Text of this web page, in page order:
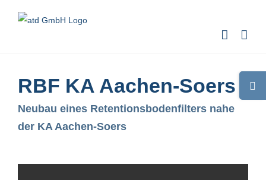
Inhalt
RBF KA Aachen-Soers
Neubau eines Retentionsbodenfilters nahe
der KA Aachen-Soers
Sliding